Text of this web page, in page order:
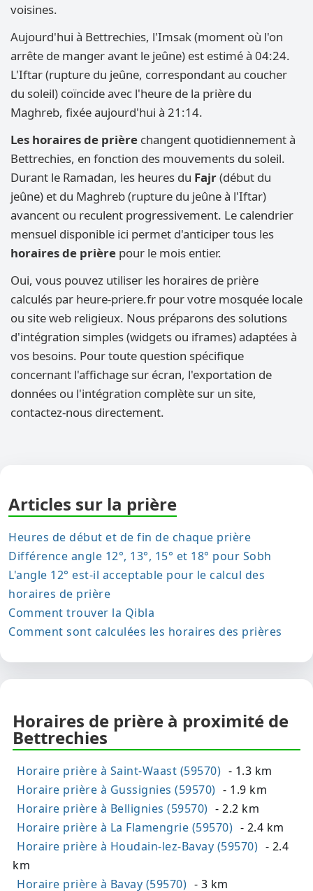
voisines.
Aujourd'hui à Bettrechies, l'Imsak (moment où l'on
arrête de manger avant le jeûne) est estimé à 04:24.
L'Iftar (rupture du jeûne, correspondant au coucher
du soleil) coïncide avec l'heure de la prière du
Maghreb, fixée aujourd'hui à 21:14.
Les horaires de prière changent quotidiennement à
Bettrechies, en fonction des mouvements du soleil.
Durant le Ramadan, les heures du Fajr(début du
jeûne) et du Maghreb (rupture du jeûne à l'Iftar)
avancent ou reculent progressivement. Le calendrier
mensuel disponible ici permet d'anticiper tous les
horaires de prière pour le mois entier.
Oui, vous pouvez utiliser les horaires de prière
calculés par heure-priere.fr pour votre mosquée locale
ou site web religieux. Nous préparons des solutions
d'intégration simples (widgets ou iframes) adaptées à
vos besoins. Pour toute question spécifique
concernant l'affichage sur écran, l'exportation de
données ou l'intégration complète sur un site,
contactez-nous directement.
Articles sur la prière
Heures de début et de fin de chaque prière
Différence angle 12°, 13°, 15° et 18° pour Sobh
L'angle 12° est-il acceptable pour le calcul des
horaires de prière
Comment trouver la Qibla
Comment sont calculées les horaires des prières
Horaires de prière à proximité de
Bettrechies
Horaire prière à Saint-Waast (59570) - 1.3 km
Horaire prière à Gussignies (59570) - 1.9 km
Horaire prière à Bellignies (59570) - 2.2 km
Horaire prière à La Flamengrie (59570) - 2.4 km
Horaire prière à Houdain-lez-Bavay (59570) - 2.4
km
Horaire prière à Bavay (59570) - 3 km